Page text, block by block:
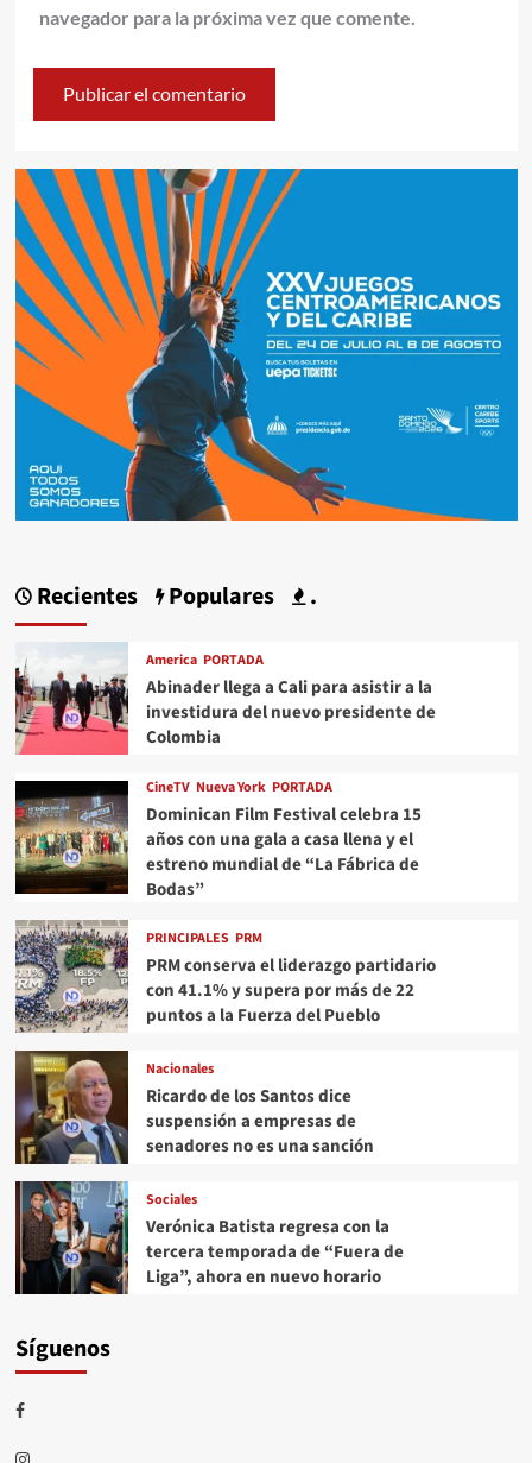
navegador para la próxima vez que comente.
Recientes Populares .
America PORTADA
Abinader llega a Cali para asistir a la
investidura del nuevo presidente de
Colombia
CineTV Nueva York PORTADA
Dominican Film Festival celebra 15
años con una gala a casa llena y el
estreno mundial de “La Fábrica de
Bodas”
PRINCIPALES PRM
PRM conserva el liderazgo partidario
con 41.1% y supera por más de 22
puntos a la Fuerza del Pueblo
Nacionales
Ricardo de los Santos dice
suspensión a empresas de
senadores no es una sanción
Sociales
Verónica Batista regresa con la
tercera temporada de “Fuera de
Liga”, ahora en nuevo horario
Síguenos